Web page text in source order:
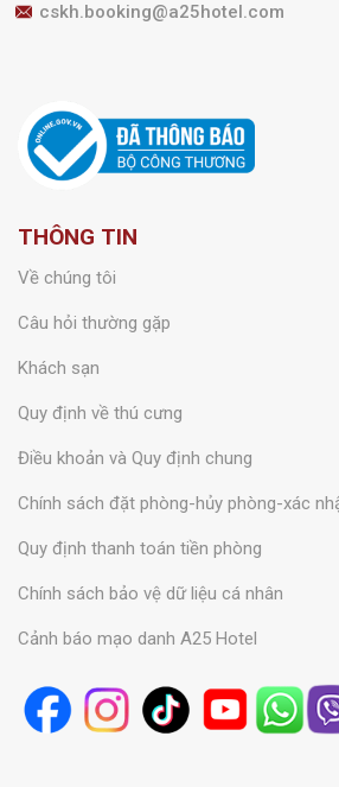
cskh.booking@a25hotel.com
THÔNG TIN
Về chúng tôi
Câu hỏi thường gặp
Khách sạn
Quy định về thú cưng
Điều khoản và Quy định chung
Chính sách đặt phòng-hủy phòng-xác
Quy định thanh toán tiền phòng
Chính sách bảo vệ dữ liệu cá nhân
Cảnh báo mạo danh A25 Hotel